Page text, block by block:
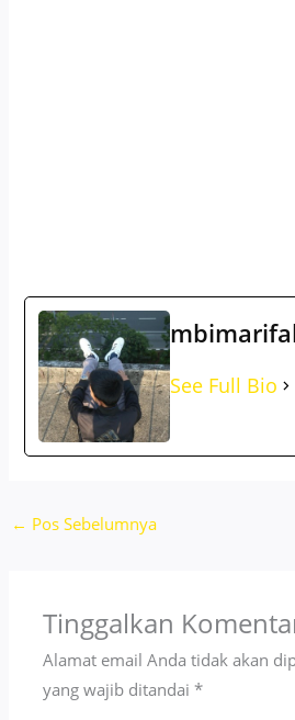
See Full Bio
← Pos Sebelumnya
Tinggalkan
Alamat email Anda tidak akan
yang wajib ditandai*